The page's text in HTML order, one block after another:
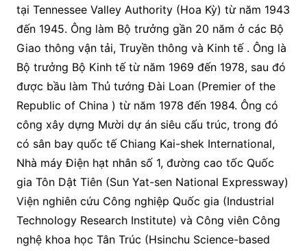
tại Tennessee Valley Authority (Hoa Kỳ) từ năm 1943
đến 1945. Ông làm Bộ trưởng gần 20 năm ở các Bộ
Giao thông vận tải, Truyền thông và Kinh tế . Ông là
Bộ trưởng Bộ Kinh tế từ năm 1969 đến 1978, sau đó
được bầu làm Thủ tướng Đài Loan (Premier of the
Republic of China ) từ năm 1978 đến 1984. Ông có
công xây dựng Mười dự án siêu cấu trúc, trong đó
có sân bay quốc tế Chiang Kai-shek International,
Nhà máy Điện hạt nhân số 1, đường cao tốc Quốc
gia Tôn Dật Tiên (Sun Yat-sen National Expressway)
Viện nghiên cứu Công nghiệp Quốc gia (Industrial
Technology Research Institute) và Công viên Công
nghệ khoa học Tân Trúc (Hsinchu Science-based